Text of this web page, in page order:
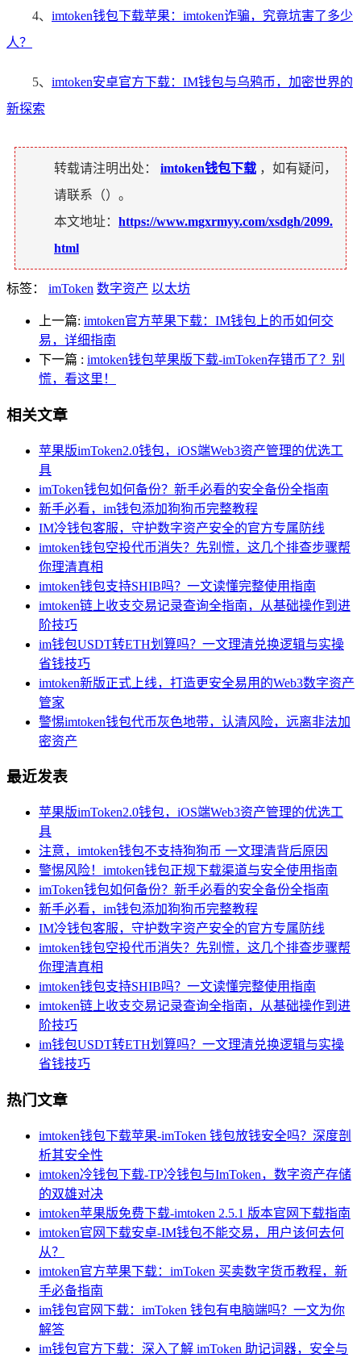
4、 imtoken钱包下载苹果：imtoken诈骗，究竟坑害了多少
人？
5、 imtoken安卓官方下载：IM钱包与乌鸦币，加密世界的
新探索
转载请注明出处： imtoken钱包下载 ，如有疑问，
请联系（）。
本文地址： https://www.mgxrmyy.com/xsdgh/2099.
html
标签： imToken 数字资产 以太坊
上一篇: imtoken官方苹果下载：IM钱包上的币如何交
易，详细指南
下一篇 : imtoken钱包苹果版下载-imToken存错币了？别
慌，看这里！
相关文章
苹果版imToken2.0钱包，iOS端Web3资产管理的优选工
具
imToken钱包如何备份？新手必看的安全备份全指南
新手必看，im钱包添加狗狗币完整教程
IM冷钱包客服，守护数字资产安全的官方专属防线
imtoken钱包空投代币消失？先别慌，这几个排查步骤帮
你理清真相
imtoken钱包支持SHIB吗？一文读懂完整使用指南
imtoken链上收支交易记录查询全指南，从基础操作到进
阶技巧
im钱包USDT转ETH划算吗？一文理清兑换逻辑与实操
省钱技巧
imtoken新版正式上线，打造更安全易用的Web3数字资产
管家
警惕imtoken钱包代币灰色地带，认清风险，远离非法加
密资产
最近发表
苹果版imToken2.0钱包，iOS端Web3资产管理的优选工
具
注意，imtoken钱包不支持狗狗币 一文理清背后原因
警惕风险！imtoken钱包正规下载渠道与安全使用指南
imToken钱包如何备份？新手必看的安全备份全指南
新手必看，im钱包添加狗狗币完整教程
IM冷钱包客服，守护数字资产安全的官方专属防线
imtoken钱包空投代币消失？先别慌，这几个排查步骤帮
你理清真相
imtoken钱包支持SHIB吗？一文读懂完整使用指南
imtoken链上收支交易记录查询全指南，从基础操作到进
阶技巧
im钱包USDT转ETH划算吗？一文理清兑换逻辑与实操
省钱技巧
热门文章
imtoken钱包下载苹果-imToken 钱包放钱安全吗？深度剖
析其安全性
imtoken冷钱包下载-TP冷钱包与ImToken，数字资产存储
的双雄对决
imtoken苹果版免费下载-imtoken 2.5.1 版本官网下载指南
imtoken官网下载安卓-IM钱包不能交易，用户该何去何
从？
imtoken官方苹果下载：imToken 买卖数字货币教程，新
手必备指南
im钱包官网下载：imToken 钱包有电脑端吗？一文为你
解答
im钱包官方下载：深入了解 imToken 助记词器，安全与